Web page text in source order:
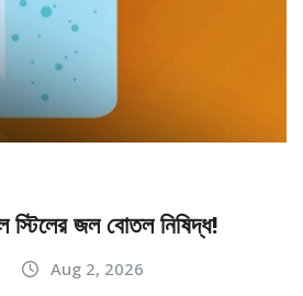
জল বোতল নিষিদ্ধ!
Aug 2, 2026